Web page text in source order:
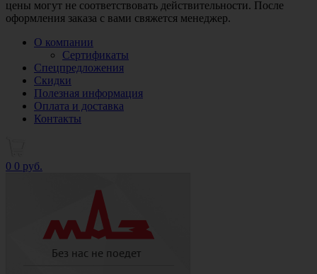
цены могут не соответствовать действительности. После
оформления заказа с вами свяжется менеджер.
О компании
Сертификаты
Спецпредложения
Скидки
Полезная информация
Оплата и доставка
Контакты
0 0 руб.